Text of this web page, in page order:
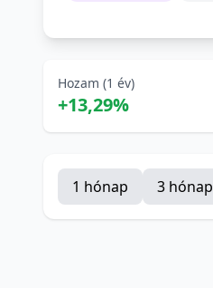
Hozam (1 év)
+13,29%
1 hónap 3 hónap